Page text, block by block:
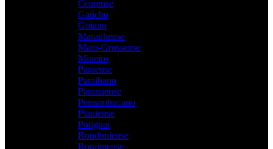
Cearense
Gaúcho
Goiano
Maranhense
Mato-Grossense
Mineiro
Paraense
Paraibano
Paranaense
Pernambucano
Piauiense
Potiguar
Rondoniense
Roraimense